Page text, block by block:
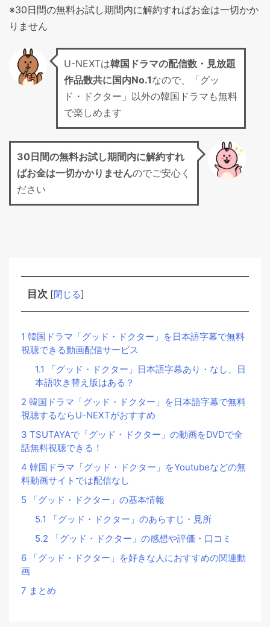
※30日間の無料お試し期間内に解約すればお金は一切かか
りません
U-NEXTは韓国ドラマの配信数・見放題
作品数共に国内No.1なので、「グッ
ド・ドクター」以外の韓国ドラマも無料
で楽しめます
30日間の無料お試し期間内に解約すれ
ばお金は一切かかりませんのでご安心く
ださい
目次 [閉じる]
1 韓国ドラマ「グッド・ドクター」を日本語字幕で無料
視聴できる動画配信サービス
1.1 「グッド・ドクター」日本語字幕あり・なし、日
本語吹き替え版はある？
2 韓国ドラマ「グッド・ドクター」を日本語字幕で無料
視聴するならU-NEXTがおすすめ
3 TSUTAYAで「グッド・ドクター」の動画をDVDで全
話無料視聴できる！
4 韓国ドラマ「グッド・ドクター」をYoutubeなどの無
料動画サイトでは配信なし
5 「グッド・ドクター」の基本情報
5.1 「グッド・ドクター」のあらすじ・見所
5.2 「グッド・ドクター」の感想や評価・口コミ
6 「グッド・ドクター」を好きな人におすすめの関連動
画
7 まとめ